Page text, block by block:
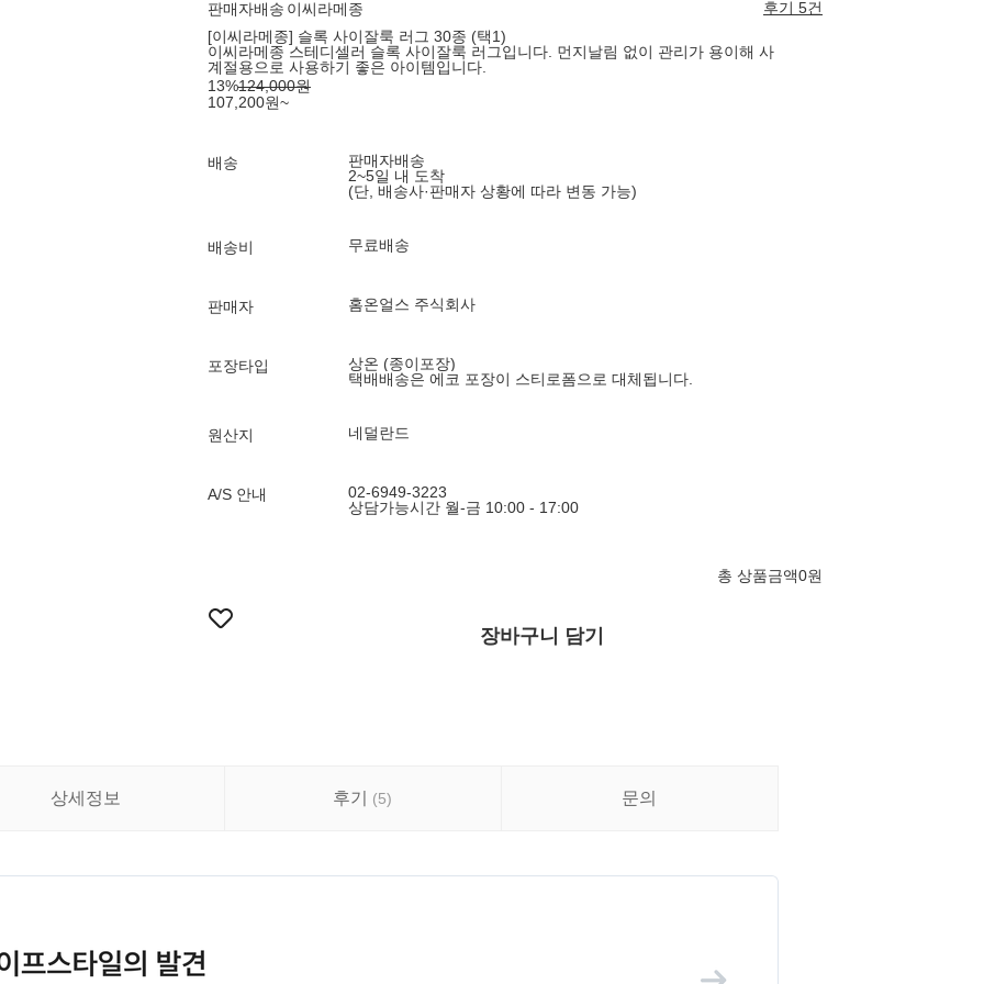
판매자배송 이씨라메종
후기 5건
[이씨라메종] 슬록 사이잘룩 러그 30종 (택1)
이씨라메종 스테디셀러 슬록 사이잘룩 러그입니다. 먼지날림 없이 관리가 용이해 사
계절용으로 사용하기 좋은 아이템입니다.
13%124,000원
107,200원~
배송
판매자배송
2~5일 내 도착
(단, 배송사·판매자 상황에 따라 변동 가능)
배송비 무료배송
판매자 홈온얼스 주식회사
포장타입
상온 (종이포장)
택배배송은 에코 포장이 스티로폼으로 대체됩니다.
원산지 네덜란드
A/S 안내
02-6949-3223
상담가능시간 월-금 10:00 - 17:00
총 상품금액0원
장바구니 담기
상세정보 후기 (5) 문의